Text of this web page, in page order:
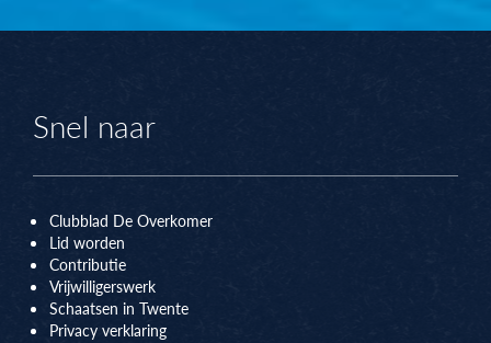
Snel naar
Clubblad De Overkomer
Lid worden
Contributie
Vrijwilligerswerk
Schaatsen in Twente
Privacy verklaring